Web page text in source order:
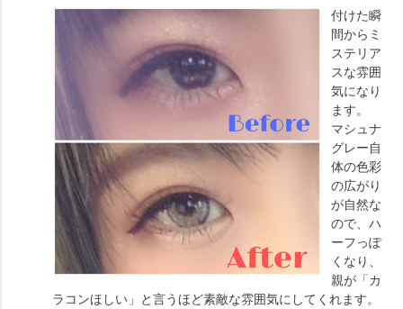
付けた瞬
間からミ
ステリア
スな雰囲
気になり
ます。
マシュナ
グレー自
体の色彩
の広がり
が自然な
ので、ハ
ーフっぽ
くなり、
親が「カ
ラコンほしい」と言うほど素敵な雰囲気にしてくれます。